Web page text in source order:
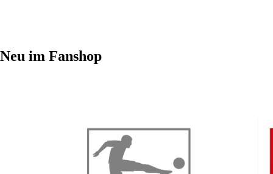
Neu im Fanshop